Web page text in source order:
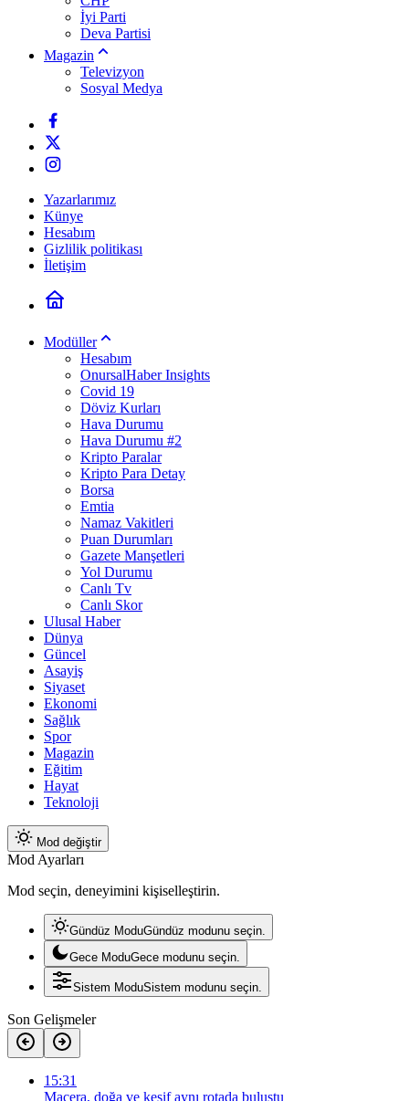
İyi Parti
Deva Partisi
Magazin
Televizyon
Sosyal Medya
Yazarlarımız
Künye
Hesabım
Gizlilik politikası
İletişim
Modüller
Hesabım
OnursalHaber Insights
Covid 19
Döviz Kurları
Hava Durumu
Hava Durumu #2
Kripto Paralar
Kripto Para Detay
Borsa
Emtia
Namaz Vakitleri
Puan Durumları
Gazete Manşetleri
Yol Durumu
Canlı Tv
Canlı Skor
Ulusal Haber
Dünya
Güncel
Asayiş
Siyaset
Ekonomi
Sağlık
Spor
Magazin
Eğitim
Hayat
Teknoloji
Mod değiştir
Mod Ayarları
Mod seçin, deneyimini kişiselleştirin.
Gündüz ModuGündüz modunu seçin.
Gece ModuGece modunu seçin.
Sistem ModuSistem modunu seçin.
Son Gelişmeler
15:31
Macera, doğa ve keşif aynı rotada buluştu